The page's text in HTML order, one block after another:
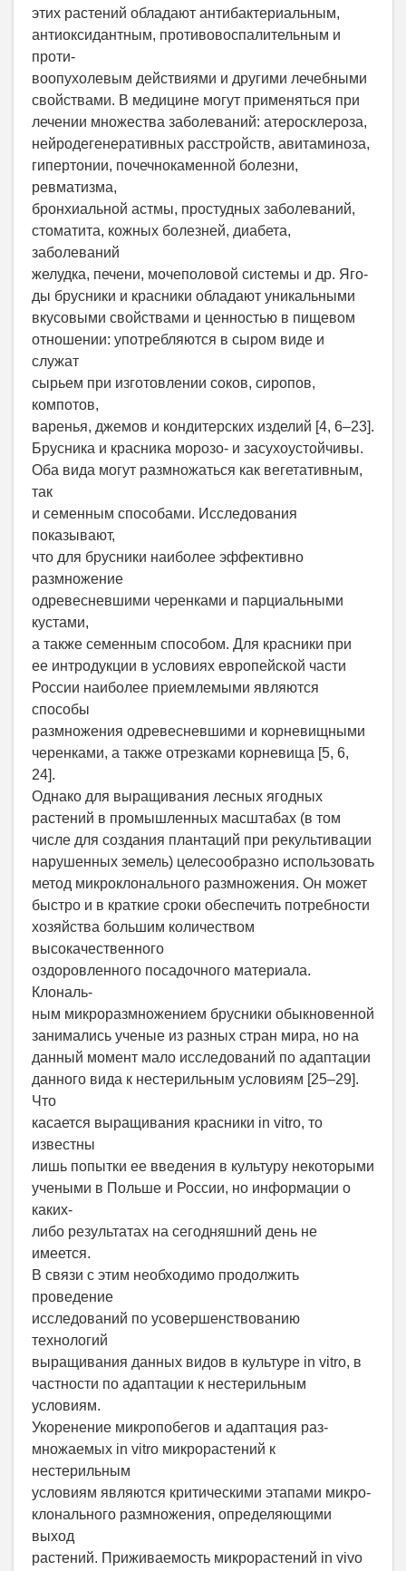
этих растений обладают антибактериальным,
антиоксидантным, противовоспалительным и
проти-
воопухолевым действиями и другими лечебными
свойствами. В медицине могут применяться при
лечении множества заболеваний: атеросклероза,
нейродегенеративных расстройств, авитаминоза,
гипертонии, почечнокаменной болезни,
ревматизма,
бронхиальной астмы, простудных заболеваний,
стоматита, кожных болезней, диабета,
заболеваний
желудка, печени, мочеполовой системы и др. Яго-
ды брусники и красники обладают уникальными
вкусовыми свойствами и ценностью в пищевом
отношении: употребляются в сыром виде и
служат
сырьем при изготовлении соков, сиропов,
компотов,
варенья, джемов и кондитерских изделий [4, 6–23].
Брусника и красника морозо- и засухоустойчивы.
Оба вида могут размножаться как вегетативным,
так
и семенным способами. Исследования
показывают,
что для брусники наиболее эффективно
размножение
одревесневшими черенками и парциальными
кустами,
а также семенным способом. Для красники при
ее интродукции в условиях европейской части
России наиболее приемлемыми являются
способы
размножения одревесневшими и корневищными
черенками, а также отрезками корневища [5, 6,
24].
Однако для выращивания лесных ягодных
растений в промышленных масштабах (в том
числе для создания плантаций при рекультивации
нарушенных земель) целесообразно использовать
метод микроклонального размножения. Он может
быстро и в краткие сроки обеспечить потребности
хозяйства большим количеством
высокачественного
оздоровленного посадочного материала.
Клональ-
ным микроразмножением брусники обыкновенной
занимались ученые из разных стран мира, но на
данный момент мало исследований по адаптации
данного вида к нестерильным условиям [25–29].
Что
касается выращивания красники in vitro, то
известны
лишь попытки ее введения в культуру некоторыми
учеными в Польше и России, но информации о
каких-
либо результатах на сегодняшний день не
имеется.
В связи с этим необходимо продолжить
проведение
исследований по усовершенствованию
технологий
выращивания данных видов в культуре in vitro, в
частности по адаптации к нестерильным
условиям.
Укоренение микропобегов и адаптация раз-
множаемых in vitro микрорастений к
нестерильным
условиям являются критическими этапами микро-
клонального размножения, определяющими
выход
растений. Приживаемость микрорастений in vivo